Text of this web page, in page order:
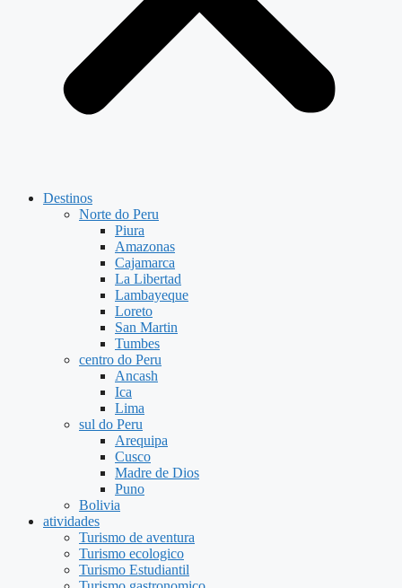
Destinos
Norte do Peru
Piura
Amazonas
Cajamarca
La Libertad
Lambayeque
Loreto
San Martin
Tumbes
centro do Peru
Ancash
Ica
Lima
sul do Peru
Arequipa
Cusco
Madre de Dios
Puno
Bolivia
atividades
Turismo de aventura
Turismo ecologico
Turismo Estudiantil